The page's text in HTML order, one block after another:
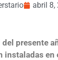
abril 8,
presente
instaladas